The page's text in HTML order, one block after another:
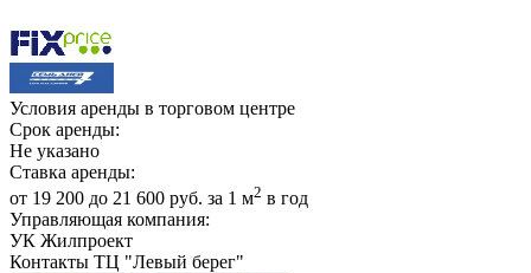
Условия аренды в торговом центре
Срок аренды:
Не указано
Ставка аренды:
от 19 200 до 21 600 руб. за 1 м2 в год
Управляющая компания:
УК Жилпроект
Контакты ТЦ "Левый берег"